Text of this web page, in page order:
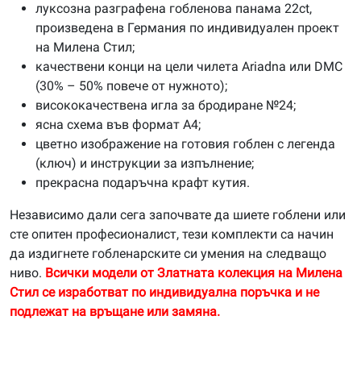
луксозна разграфена гобленова панама 22ct,
произведена в Германия по индивидуален проект
на Милена Стил;
качествени конци на цели чилета Ariadna или DMC
(30% – 50% повече от нужното);
висококачествена игла за бродиране №24;
ясна схема във формат А4;
цветно изображение на готовия гоблен с легенда
(ключ) и инструкции за изпълнение;
прекрасна подаръчна крафт кутия.
Независимо дали сега започвате да шиете гоблени или
сте опитен професионалист, тези комплекти са начин
да издигнете гобленарските си умения на следващо
ниво. Всички модели от Златната колекция на Милена
Стил се изработват по индивидуална поръчка и не
подлежат на връщане или замяна.